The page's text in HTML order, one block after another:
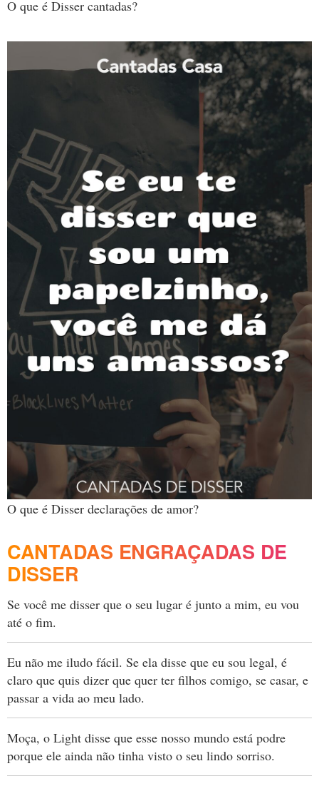
O que é Disser cantadas?
O que é Disser declarações de amor?
CANTADAS ENGRAÇADAS DE
DISSER
Se você me disser que o seu lugar é junto a mim, eu vou
até o fim.
Eu não me iludo fácil. Se ela disse que eu sou legal, é
claro que quis dizer que quer ter filhos comigo, se casar, e
passar a vida ao meu lado.
Moça, o Light disse que esse nosso mundo está podre
porque ele ainda não tinha visto o seu lindo sorriso.